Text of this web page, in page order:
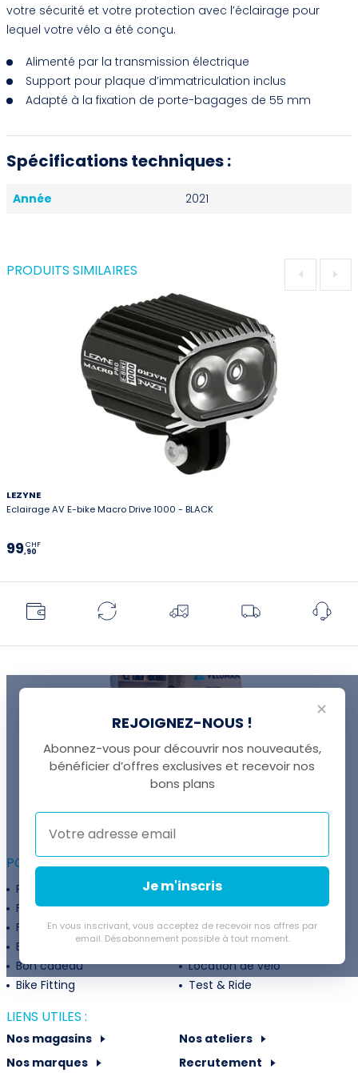
votre sécurité et votre protection avec l’éclairage pour
lequel votre vélo a été conçu.
Alimenté par la transmission électrique
Support pour plaque d’immatriculation inclus
Adapté à la fixation de porte-bagages de 55 mm
Spécifications techniques :
Année 2021
PRODUITS SIMILAIRES
LEZYNE
Eclairage AV E-bike Macro Drive 1000 - BLACK
99,90
CHF
UNE QUESTION ?
+41 22 307 02 00
POUR ALLER PLUS LOIN :
Programme fidélité
Entreprises
Financement
Services
Flexibilité de paiement
Subventions
Extension de garantie
Politique de retour
Bon cadeau
Location de vélo
Bike Fitting
Test & Ride
LIENS UTILES :
Nos magasins
Nos ateliers
Nos marques
Recrutement
✕
REJOIGNEZ-NOUS !
Abonnez-vous pour découvrir nos nouveautés,
bénéficier d’offres exclusives et recevoir nos
bons plans
Je m'inscris
En vous inscrivant, vous acceptez de recevoir nos offres par
email. Désabonnement possible à tout moment.